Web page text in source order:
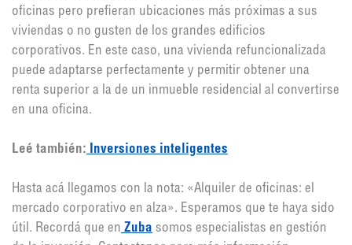
oficinas pero prefieran ubicaciones más próximas a sus
viviendas o no gusten de los grandes edificios
corporativos. En este caso, una vivienda refuncionalizada
puede adaptarse perfectamente y permitir obtener una
renta superior a la de un inmueble residencial al convertirse
en una oficina.
Leé también: Inversiones inteligentes
Hasta acá llegamos con la nota: «Alquiler de oficinas: el
mercado corporativo en alza». Esperamos que te haya sido
útil. Recordá que en Zuba somos especialistas en gestión